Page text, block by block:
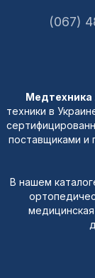
(067)
Медтехника
техники в
поставщиками и
В нашем